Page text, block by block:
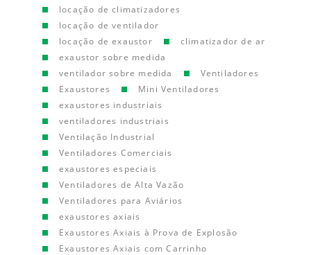
locação de climatizadores
locação de ventilador
locação de exaustor
climatizador de ar
exaustor sobre medida
ventilador sobre medida
Ventiladores
Exaustores
Mini Ventiladores
exaustores industriais
ventiladores industriais
Ventilação Industrial
Ventiladores Comerciais
exaustores especiais
Ventiladores de Alta Vazão
Ventiladores para Aviários
exaustores axiais
Exaustores Axiais à Prova de Explosão
Exaustores Axiais com Carrinho